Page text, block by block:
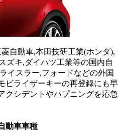
自動車,本田技研工業(ホンダ),
ズキ,ダイハツ工業等の国内自
イスラー,フォードなどの外国
ビライザーキーの再登録にも早
クシデントやハプニングを応急
動車車種